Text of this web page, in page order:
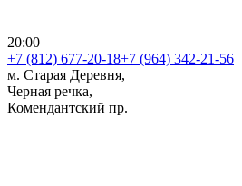
20:00
+7 (812) 677-20-18+7 (964) 342-21-56
м. Старая Деревня,
Черная речка,
Комендантский пр.